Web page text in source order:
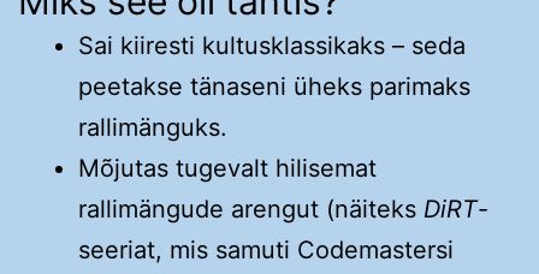
Sai kiiresti kultusklassikaks – seda
peetakse tänaseni üheks parimaks
rallimänguks.
Mõjutas tugevalt hilisemat
rallimängude arengut (näiteks DiRT-
seeriat, mis samuti Codemastersi